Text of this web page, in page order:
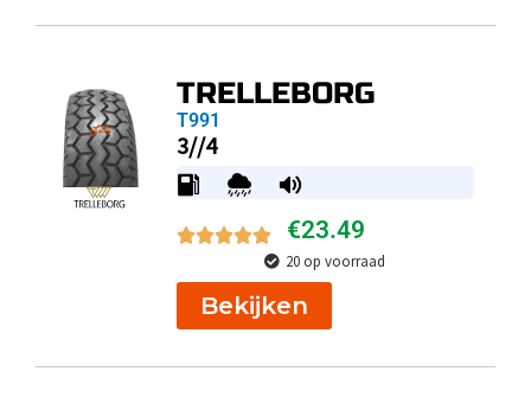
TRELLEBORG
T991
3//4
€23.49
20 op voorraad
Bekijken